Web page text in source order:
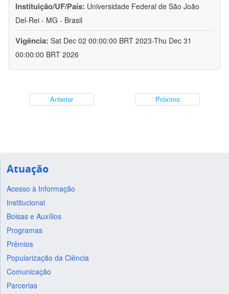
Instituição/UF/País: Universidade Federal de São João
Del-Rei - MG - Brasil
Vigência: Sat Dec 02 00:00:00 BRT 2023-Thu Dec 31
00:00:00 BRT 2026
Anterior Próximo
Atuação
Acesso à Informação
Institucional
Bolsas e Auxílios
Programas
Prêmios
Popularização da Ciência
Comunicação
Parcerias